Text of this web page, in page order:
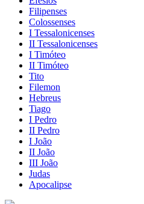
Filipenses
Colossenses
I Tessalonicenses
II Tessalonicenses
I Timóteo
II Timóteo
Tito
Filemon
Hebreus
Tiago
I Pedro
II Pedro
I João
II João
III João
Judas
Apocalipse